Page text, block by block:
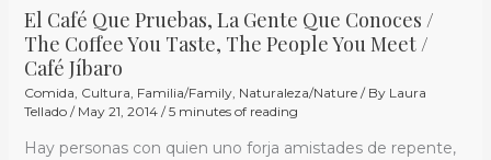
El Café Que Pruebas, La Gente Que Conoces /
The Coffee You Taste, The People You Meet /
Café Jíbaro
Comida, Cultura, Familia/Family, Naturaleza/Nature/ By Laura
Tellado / May 21, 2014 /5 minutes of reading
Hay personas con quien uno forja amistades de repente,